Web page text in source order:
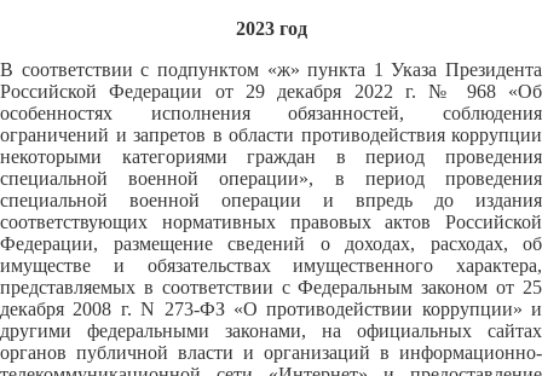
2023 год
В соответствии с подпунктом «ж» пункта 1 Указа Президента
Российской Федерации от 29 декабря 2022 г. № 968 «Об
особенностях исполнения обязанностей, соблюдения
ограничений и запретов в области противодействия коррупции
некоторыми категориями граждан в период проведения
специальной военной операции», в период проведения
специальной военной операции и впредь до издания
соответствующих нормативных правовых актов Российской
Федерации, размещение сведений о доходах, расходах, об
имуществе и обязательствах имущественного характера,
представляемых в соответствии с Федеральным законом от 25
декабря 2008 г. N 273-ФЗ «О противодействии коррупции» и
другими федеральными законами, на официальных сайтах
органов публичной власти и организаций в информационно-